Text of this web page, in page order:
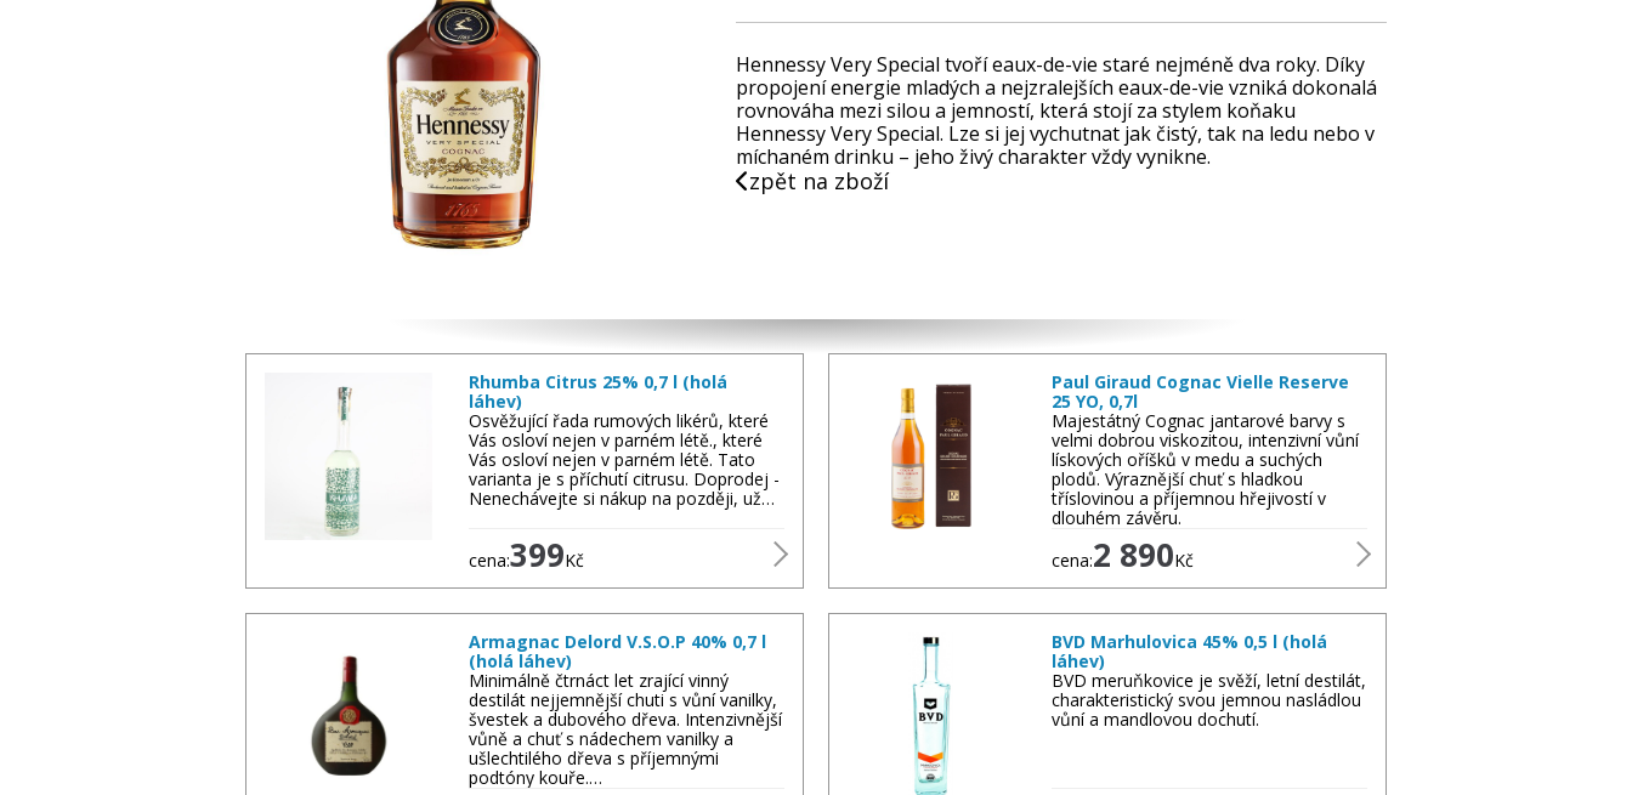
Hennessy Very Special tvoří eaux-de-vie staré nejméně dva roky. Díky
propojení energie mladých a nejzralejších eaux-de-vie vzniká dokonalá
rovnováha mezi silou a jemností, která stojí za stylem koňaku
Hennessy Very Special. Lze si jej vychutnat jak čistý, tak na ledu nebo v
míchaném drinku – jeho živý charakter vždy vynikne.
zpět na zboží
Rhumba Citrus 25% 0,7 l (holá
láhev)
Osvěžující řada rumových likérů, které
Vás osloví nejen v parném létě., které
Vás osloví nejen v parném létě. Tato
varianta je s příchutí citrusu. Doprodej -
Nenechávejte si nákup na později, už…
cena:399Kč
Paul Giraud Cognac Vielle Reserve
25 YO, 0,7l
Majestátný Cognac jantarové barvy s
velmi dobrou viskozitou, intenzivní vůní
lískových oříšků v medu a suchých
plodů. Výraznější chuť s hladkou
tříslovinou a příjemnou hřejivostí v
dlouhém závěru.
cena:2 890Kč
Armagnac Delord V.S.O.P 40% 0,7 l
(holá láhev)
Minimálně čtrnáct let zrající vinný
destilát nejjemnější chuti s vůní vanilky,
švestek a dubového dřeva. Intenzivnější
vůně a chuť s nádechem vanilky a
ušlechtilého dřeva s příjemnými
podtóny kouře.…
BVD Marhulovica 45% 0,5 l (holá
láhev)
BVD meruňkovice je svěží, letní destilát,
charakteristický svou jemnou nasládlou
vůní a mandlovou dochutí.